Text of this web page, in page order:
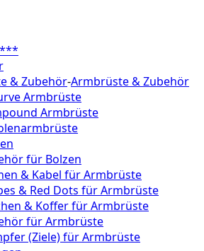
***
& Zubehör-Armbrüste & Zubehör
Armbrüste
Armbrüste
für Bolzen
& Kabel für Armbrüste
& Red Dots für Armbrüste
& Koffer für Armbrüste
für Armbrüste
(Ziele) für Armbrüste